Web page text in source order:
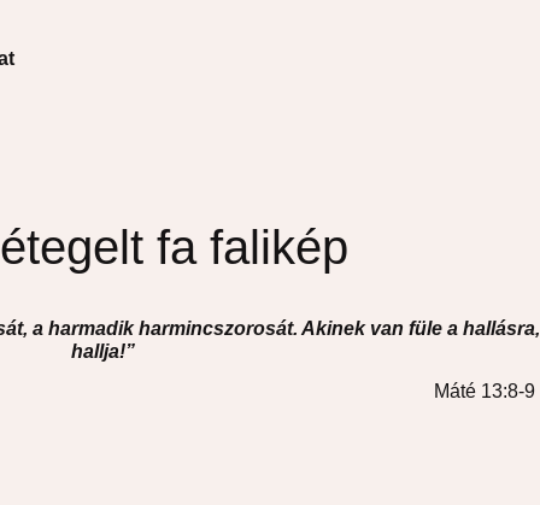
fa falikép
a harmadik harmincszorosát. Akinek van füle a hallásra,
hallja!”
Máté 13:8-9